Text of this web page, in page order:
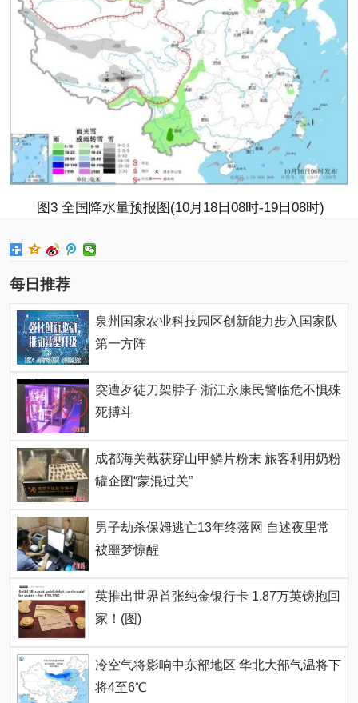
图3 全国降水量预报图(10月18日08时-19日08时)
每日推荐
泉州国家农业科技园区创新能力步入国家队
第一方阵
突遭歹徒刀架脖子 浙江永康民警临危不惧殊
死搏斗
成都海关截获穿山甲鳞片粉末 旅客利用奶粉
罐企图“蒙混过关”
男子劫杀保姆逃亡13年终落网 自述夜里常
被噩梦惊醒
英推出世界首张纯金银行卡 1.87万英镑抱回
家！(图)
冷空气将影响中东部地区 华北大部气温将下
将4至6℃